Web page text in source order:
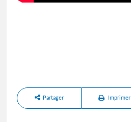
Partager Imprimer